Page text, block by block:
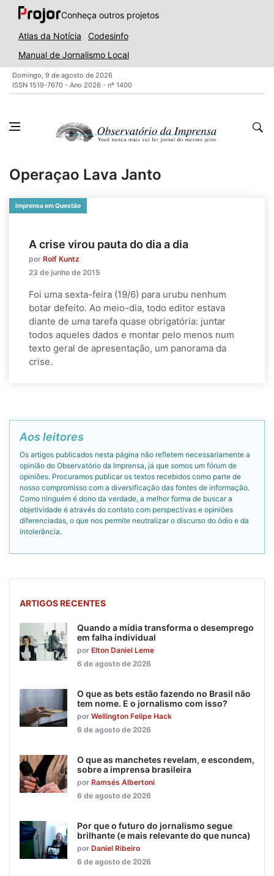
Conheça outros projetos
Atlas da Notícia
Codesinfo
Manual de Jornalismo Local
Domingo, 9 de agosto de 2026
ISSN 1519-7670 - Ano 2026 - nº 1400
Operaçao Lava Janto
Imprensa em Questão
A crise virou pauta do dia a dia
por Rolf Kuntz
23 de junho de 2015
Foi uma sexta-feira (19/6) para urubu nenhum
botar defeito. Ao meio-dia, todo editor estava
diante de uma tarefa quase obrigatória: juntar
todos aqueles dados e montar pelo menos num
texto geral de apresentação, um panorama da
crise.
Aos leitores
Os artigos publicados nesta página não refletem necessariamente a
opinião do Observatório da Imprensa, já que somos um fórum de
opiniões. Procuramos publicar os textos recebidos como parte de
nosso compromisso com a diversificação das fontes de informação.
Como ninguém é dono da verdade, a melhor forma de buscar a
objetividade é através do contato com perspectivas e opiniões
diferenciadas, o que nos permite neutralizar o discurso do ódio e da
intolerância.
ARTIGOS RECENTES
Quando a mídia transforma o desemprego
em falha individual
por Elton Daniel Leme
6 de agosto de 2026
O que as bets estão fazendo no Brasil não
tem nome. E o jornalismo com isso?
por Wellington Felipe Hack
6 de agosto de 2026
O que as manchetes revelam, e escondem,
sobre a imprensa brasileira
por Ramsés Albertoni
6 de agosto de 2026
Por que o futuro do jornalismo segue
brilhante (e mais relevante do que nunca)
por Daniel Ribeiro
6 de agosto de 2026